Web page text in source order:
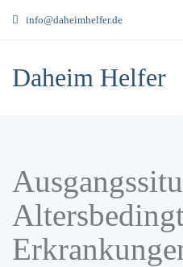
info@daheimhelfer.de
Daheim Helfer